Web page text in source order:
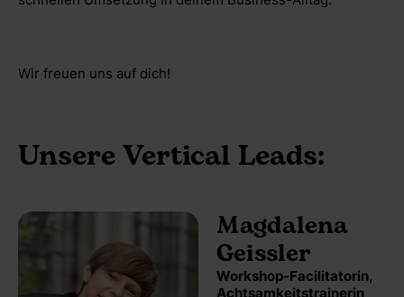
Wir freuen uns auf dich!
Unsere Vertical Leads:
Magdalena
Geissler
Workshop-Facilitatorin,
Achtsamkeitstrainerin